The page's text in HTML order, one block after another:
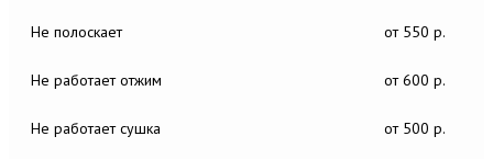
Не полоскает от 550 р.
Не работает отжим от 600 р.
Не работает сушка от 500 р.